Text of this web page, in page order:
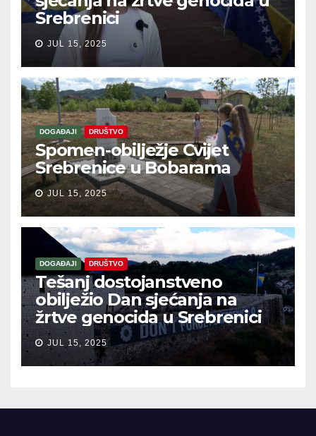
Srebrenici
JUL 15, 2025
DOGAĐAJI DRUŠTVO
Spomen-obilježje Cvijet
Srebrenice u Bobarama
JUL 15, 2025
DOGAĐAJI DRUŠTVO
Tešanj dostojanstveno
obilježio Dan sjećanja na
žrtve genocida u Srebrenici
JUL 15, 2025